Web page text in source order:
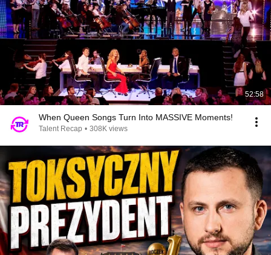
52:58
When Queen Songs Turn Into MASSIVE Moments!
Talent Recap • 308K views